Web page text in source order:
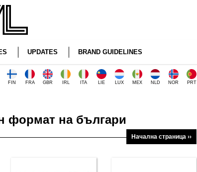
UPDATES BRAND GUIDELINES
FIN FRA GBR IRL ITA LIE LUX MEX NLD NOR PRT
формат на българи
Начална страница ››